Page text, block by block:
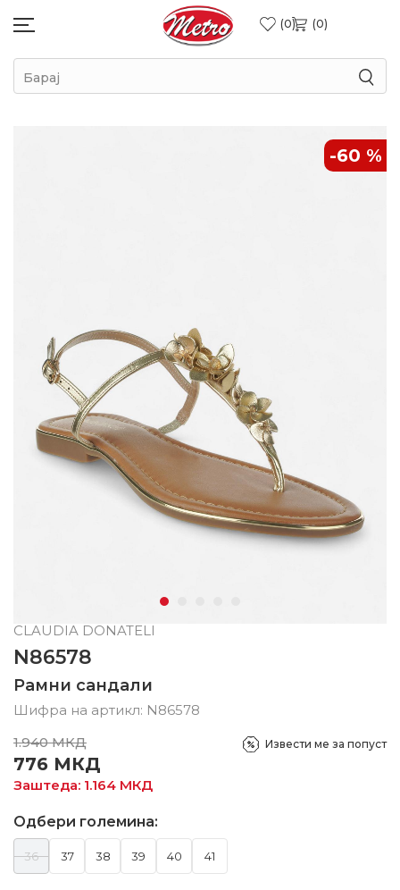
0 0
Барај
-60 %
CLAUDIA DONATELI
N86578
Рамни сандали
Шифра на артикл: N86578
1.940 МКД
776 МКД
Заштеда: 1.164 МКД
Извести ме за попуст
Одбери големина:
36 37 38 39 40 41